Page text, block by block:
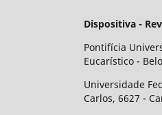
Dispositiva -
Pontifícia
Eucarístico -
Universidade
Carlos, 6627 -